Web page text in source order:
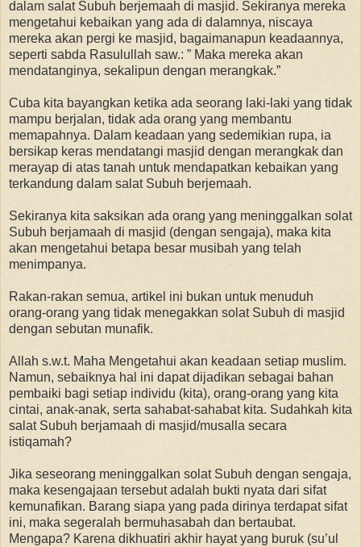
dalam salat Subuh berjemaah di masjid. Sekiranya mereka
mengetahui kebaikan yang ada di dalamnya, niscaya
mereka akan pergi ke masjid, bagaimanapun keadaannya,
seperti sabda Rasulullah saw.: ” Maka mereka akan
mendatanginya, sekalipun dengan merangkak.”
Cuba kita bayangkan ketika ada seorang laki-laki yang tidak
mampu berjalan, tidak ada orang yang membantu
memapahnya. Dalam keadaan yang sedemikian rupa, ia
bersikap keras mendatangi masjid dengan merangkak dan
merayap di atas tanah untuk mendapatkan kebaikan yang
terkandung dalam salat Subuh berjemaah.
Sekiranya kita saksikan ada orang yang meninggalkan solat
Subuh berjamaah di masjid (dengan sengaja), maka kita
akan mengetahui betapa besar musibah yang telah
menimpanya.
Rakan-rakan semua, artikel ini bukan untuk menuduh
orang-orang yang tidak menegakkan solat Subuh di masjid
dengan sebutan munafik.
Allah s.w.t. Maha Mengetahui akan keadaan setiap muslim.
Namun, sebaiknya hal ini dapat dijadikan sebagai bahan
pembaiki bagi setiap individu (kita), orang-orang yang kita
cintai, anak-anak, serta sahabat-sahabat kita. Sudahkah kita
salat Subuh berjamaah di masjid/musalla secara
istiqamah?
Jika seseorang meninggalkan solat Subuh dengan sengaja,
maka kesengajaan tersebut adalah bukti nyata dari sifat
kemunafikan. Barang siapa yang pada dirinya terdapat sifat
ini, maka segeralah bermuhasabah dan bertaubat.
Mengapa? Karena dikhuatiri akhir hayat yang buruk (su’ul